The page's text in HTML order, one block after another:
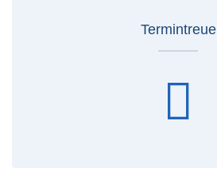
Termintreue